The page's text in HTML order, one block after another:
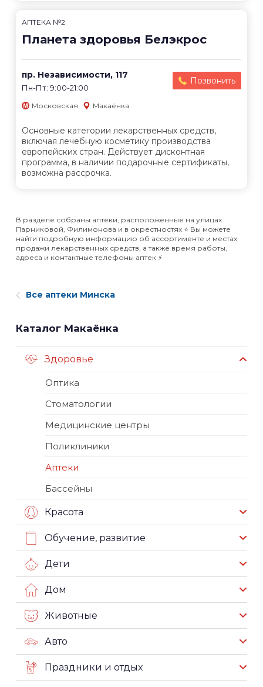
АПТЕКА №2
Планета здоровья Белэкрос
пр. Независимости, 117
Пн-Пт: 9:00-21:00
Позвонить
Московская Макаёнка
Основные категории лекарственных средств,
включая лечебную косметику производства
европейских стран. Действует дисконтная
программа, в наличии подарочные сертификаты,
возможна рассрочка.
В разделе собраны аптеки, расположенные на улицах
Парниковой, Филимонова и в окрестностях ⭐️ Вы можете
найти подробную информацию об ассортименте и местах
продажи лекарственных средств, а также время работы,
адреса и контактные телефоны аптек ⚡️
Все аптеки Минска
Каталог Макаёнка
Здоровье
Оптика
Стоматологии
Медицинские центры
Поликлиники
Аптеки
Бассейны
Красота
Обучение, развитие
Дети
Дом
Животные
Авто
Праздники и отдых